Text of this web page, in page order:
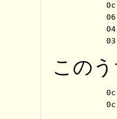
	0c.03.00 1106/3038  11 4:0000b001 32
	06.00.00 1106/3057   0
	04.01.00 13f6/0111  11 0:0000a801 256
このう
	0c.03.00 1106/3038  11 4:0000b401 32